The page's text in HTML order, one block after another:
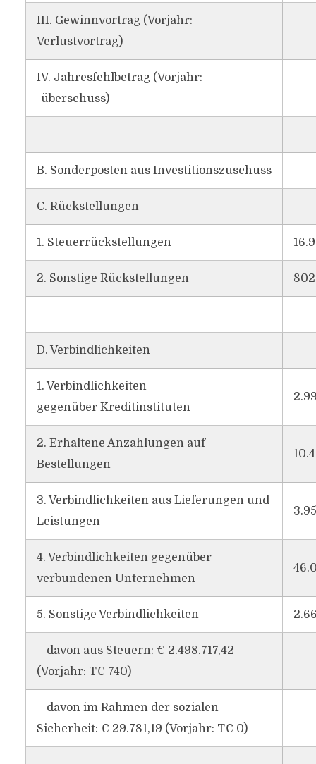
III. Gewinnvortrag (Vorjahr:
Verlustvortrag)
IV. Jahresfehlbetrag (Vorjahr:
-überschuss)
B. Sonderposten aus Investitionszuschuss
C. Rückstellungen
1. Steuerrückstellungen
2. Sonstige Rückstellungen
D. Verbindlichkeiten
1. Verbindlichkeiten
gegenüber Kreditinstituten
2. Erhaltene Anzahlungen auf
Bestellungen
3. Verbindlichkeiten aus Lieferungen und
Leistungen
4. Verbindlichkeiten gegenüber
verbundenen Unternehmen
5. Sonstige Verbindlichkeiten
– davon aus Steuern: € 2.498.717,42
(Vorjahr: T€ 740) –
– davon im Rahmen der sozialen
Sicherheit: € 29.781,19 (Vorjahr: T€ 0) –